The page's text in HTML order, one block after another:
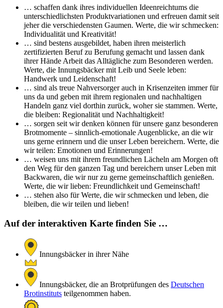
… schaffen dank ihres individuellen Ideenreichtums die
unterschiedlichsten Produktvariationen und erfreuen damit seit
jeher die verschiedensten Gaumen. Werte, die wir schmecken:
Individualität und Kreativität!
… sind bestens ausgebildet, haben ihren meisterlich
zertifizierten Beruf zu Berufung gemacht und lassen dank
ihrer Hände Arbeit das Alltägliche zum Besonderen werden.
Werte, die Innungsbäcker mit Leib und Seele leben:
Handwerk und Leidenschaft!
… sind als treue Nahversorger auch in Krisenzeiten immer für
uns da und geben mit ihrem regionalen und nachhaltigen
Handeln ganz viel dorthin zurück, woher sie stammen. Werte,
die bleiben: Regionalität und Nachhaltigkeit!
… sorgen seit wir denken können für unsere ganz besonderen
Brotmomente – sinnlich-emotionale Augenblicke, an die wir
uns gerne erinnern und die unser Leben bereichern. Werte, die
wir teilen: Emotionen und Erinnerungen!
… weisen uns mit ihrem freundlichen Lächeln am Morgen oft
den Weg für den ganzen Tag und bereichern unser Leben mit
Backwaren, die wir nur zu gerne gemeinschaftlich genießen.
Werte, die wir lieben: Freundlichkeit und Gemeinschaft!
… stehen also für Werte, die wir schmecken und leben, die
bleiben, die wir teilen und lieben!
Auf der interaktiven Karte finden Sie …
Innungsbäcker in ihrer Nähe
Innungsbäcker, die an Brotprüfungen des Deutschen
Brotinstituts teilgenommen haben.